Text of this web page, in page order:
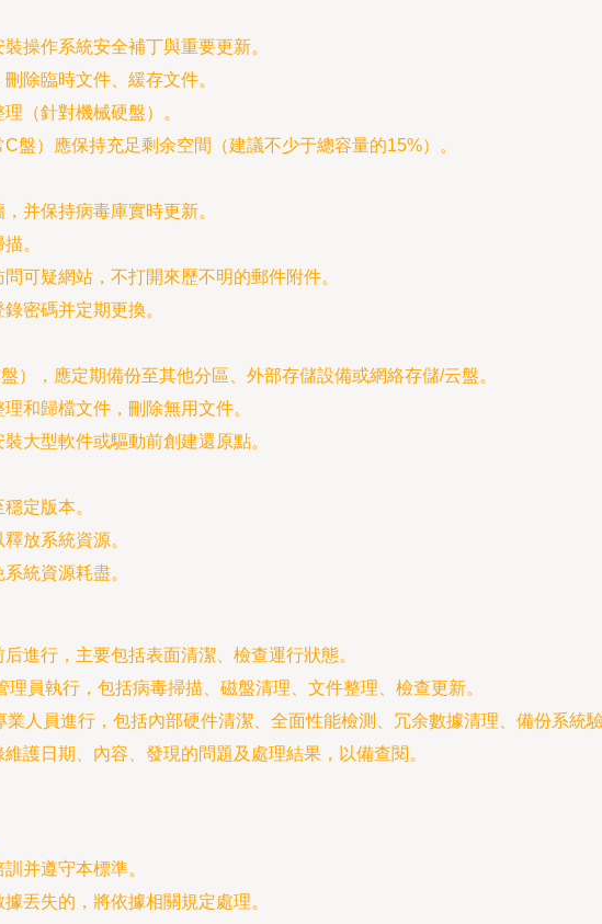
操作系統安全補丁與重要更新。
除臨時文件、緩存文件。
（針對機械硬盤）。
盤）應保持充足剩余空間（建議不少于總容量的15%）。
并保持病毒庫實時更新。
。
可疑網站，不打開來歷不明的郵件附件。
密碼并定期更換。
），應定期備份至其他分區、外部存儲設備或網絡存儲/云盤。
和歸檔文件，刪除無用文件。
大型軟件或驅動前創建還原點。
定版本。
放系統資源。
統資源耗盡。
進行，主要包括表面清潔、檢查運行狀態。
理員執行，包括病毒掃描、磁盤清理、文件整理、檢查更新。
業人員進行，包括內部硬件清潔、全面性能檢測、冗余數據清理、備份系統
護日期、內容、發現的問題及處理結果，以備查閱。
并遵守本標準。
丟失的，將依據相關規定處理。